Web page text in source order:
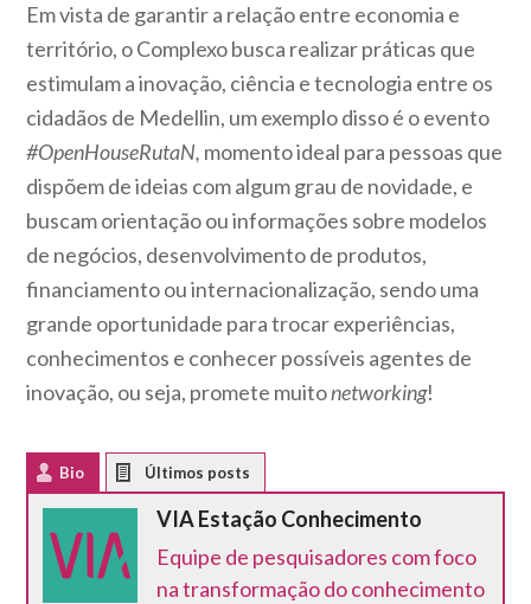
Em vista de garantir a relação entre economia e
território, o Complexo busca realizar práticas que
estimulam a inovação, ciência e tecnologia entre os
cidadãos de Medellin, um exemplo disso é o evento
#OpenHouseRutaN, momento ideal para pessoas que
dispõem de ideias com algum grau de novidade, e
buscam orientação ou informações sobre modelos
de negócios, desenvolvimento de produtos,
financiamento ou internacionalização, sendo uma
grande oportunidade para trocar experiências,
conhecimentos e conhecer possíveis agentes de
inovação, ou seja, promete muitonetworking!
Bio
VIA Estação Conhecimento
Equipe de pesquisadores com foco
na transformação do conhecimento